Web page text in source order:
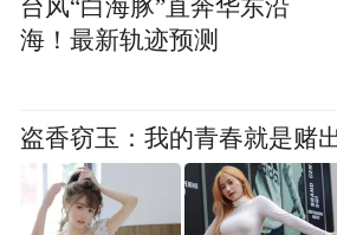
台风“白海豚”直奔华东沿
海！最新轨迹预测
盗香窃玉：我的青春就是赌